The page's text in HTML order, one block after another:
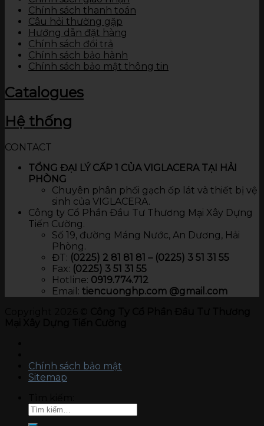
Chính sách thanh toán
Câu hỏi thường gặp
Hướng dẫn đặt hàng
Chính sách đổi trả
Chính sách bảo hành
Chính sách bảo mật thông tin
Catalogues
Hệ thống
CONTACT
TỔNG ĐẠI LÝ CẤP 1 CỦA VIGLACERA TẠI HẢI
PHÒNG
Chuyên phân phối gạch ốp lát và thiết bị vệ
sinh của VIGLACERA.
Công ty Cổ Phần Đầu Tư Thương Mại Xây Dựng
Tiến Cường.
Số 19, đường Máng Nước, An Dương, Hải
Phòng.
ĐT: (0225) 2 81 81 81 – (0225) 3 51 31 55
Fax: (0225) 3 51 31 55
Hotline: 0919.774.712​
Email: tiencuonghp.com @gmail.com
Chính sách bảo mật
Sitemap